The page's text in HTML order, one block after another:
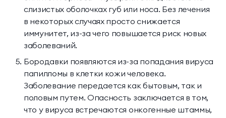
слизистых оболочках губ или носа. Без лечения
в некоторых случаях просто снижается
иммунитет, из-за чего повышается риск новых
заболеваний.
Бородавки появляются из-за попадания вируса
папилломы в клетки кожи человека.
Заболевание передается как бытовым, так и
половым путем. Опасность заключается в том,
что у вируса встречаются онкогенные штаммы,